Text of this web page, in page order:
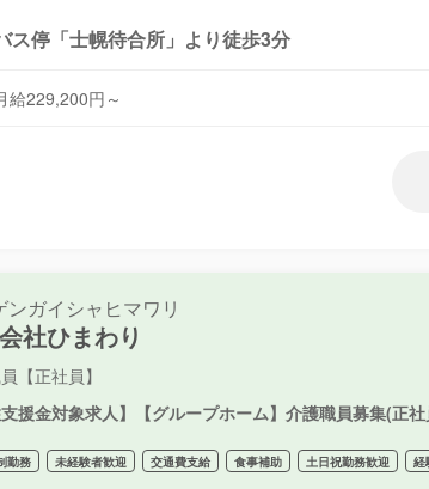
ス停「士幌待合所」より徒歩3分
給229,200円～
ンガイシャヒマワリ
社ひまわり
【正社員】
支援金対象求人】【グループホーム】介護職員募集(正
勤務 未経験者歓迎 交通費支給 食事補助 土日祝勤務歓迎 経